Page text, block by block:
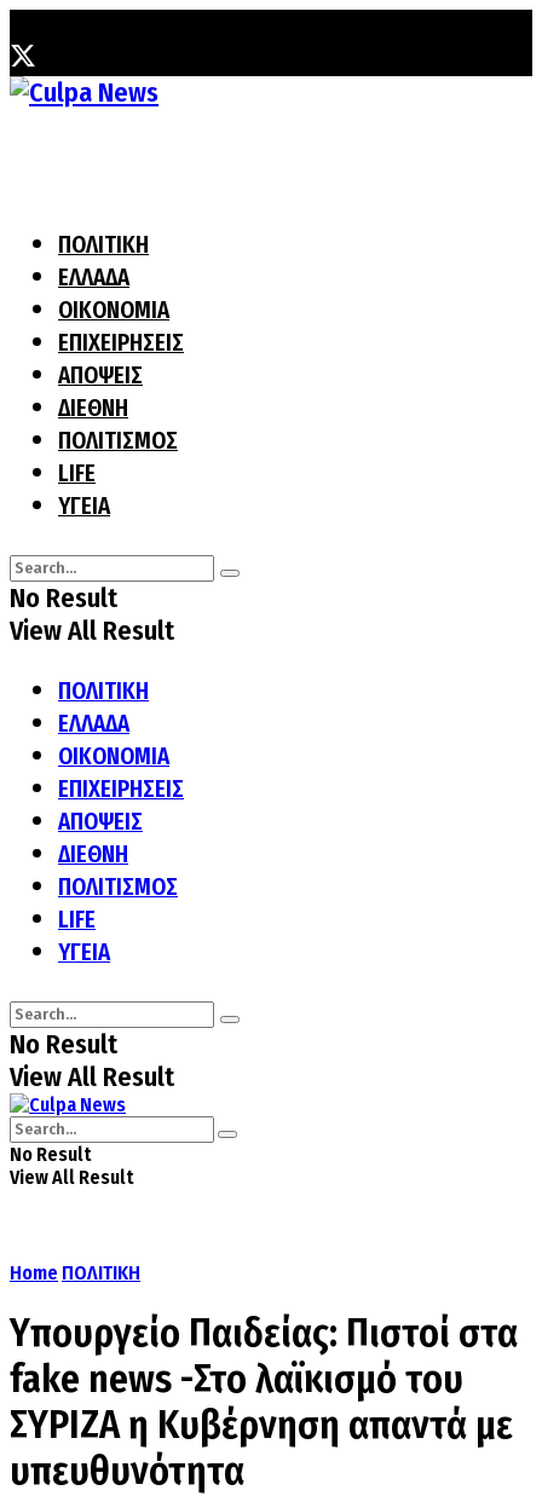
ΠΟΛΙΤΙΚΗ
ΕΛΛΑΔΑ
ΟΙΚΟΝΟΜΙΑ
ΕΠΙΧΕΙΡΗΣΕΙΣ
ΑΠΟΨΕΙΣ
ΔΙΕΘΝΗ
ΠΟΛΙΤΙΣΜΟΣ
LIFE
ΥΓΕΙΑ
No Result
View All Result
ΠΟΛΙΤΙΚΗ
ΕΛΛΑΔΑ
ΟΙΚΟΝΟΜΙΑ
ΕΠΙΧΕΙΡΗΣΕΙΣ
ΑΠΟΨΕΙΣ
ΔΙΕΘΝΗ
ΠΟΛΙΤΙΣΜΟΣ
LIFE
ΥΓΕΙΑ
No Result
View All Result
No Result
View All Result
Home ΠΟΛΙΤΙΚΗ
Υπουργείο Παιδείας: Πιστοί στα
fake news -Στο λαϊκισμό του
ΣΥΡΙΖΑ η Κυβέρνηση απαντά με
υπευθυνότητα